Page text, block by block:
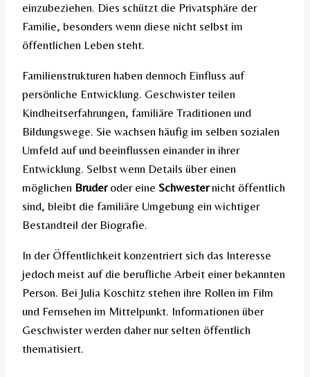
einzubeziehen. Dies schützt die Privatsphäre der
Familie, besonders wenn diese nicht selbst im
öffentlichen Leben steht.
Familienstrukturen haben dennoch Einfluss auf
persönliche Entwicklung. Geschwister teilen
Kindheitserfahrungen, familiäre Traditionen und
Bildungswege. Sie wachsen häufig im selben sozialen
Umfeld auf und beeinflussen einander in ihrer
Entwicklung. Selbst wenn Details über einen
möglichen Bruderoder eine Schwesternicht öffentlich
sind, bleibt die familiäre Umgebung ein wichtiger
Bestandteil der Biografie.
In der Öffentlichkeit konzentriert sich das Interesse
jedoch meist auf die berufliche Arbeit einer bekannten
Person. Bei Julia Koschitz stehen ihre Rollen im Film
und Fernsehen im Mittelpunkt. Informationen über
Geschwister werden daher nur selten öffentlich
thematisiert.